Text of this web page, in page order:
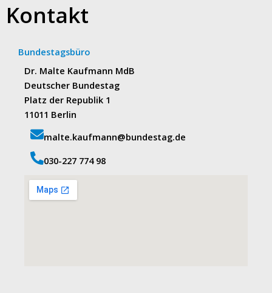
Kontakt
Bundestagsbüro
Dr. Malte Kaufmann MdB
Deutscher Bundestag
Platz der Republik 1
11011 Berlin
malte.kaufmann@bundestag.de
‭030-227 774 98‬